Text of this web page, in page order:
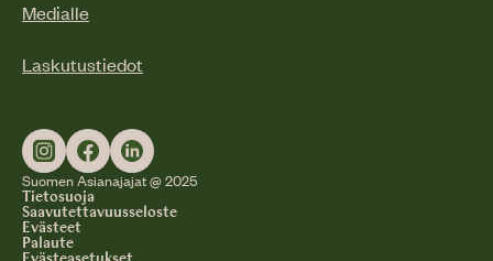
Medialle
Laskutustiedot
Suomen Asianajajat @ 2025
Tietosuoja
Saavutettavuusseloste
Evästeet
Palaute